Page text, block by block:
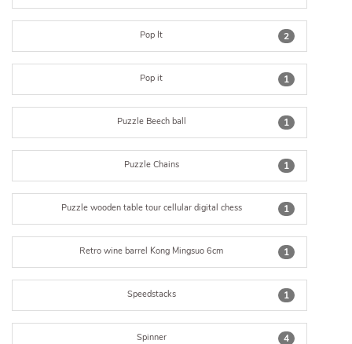
2
Pop It
1
Pop it
1
Puzzle Beech ball
1
Puzzle Chains
1
Puzzle wooden table tour cellular digital chess
1
Retro wine barrel Kong Mingsuo 6cm
1
Speedstacks
4
Spinner